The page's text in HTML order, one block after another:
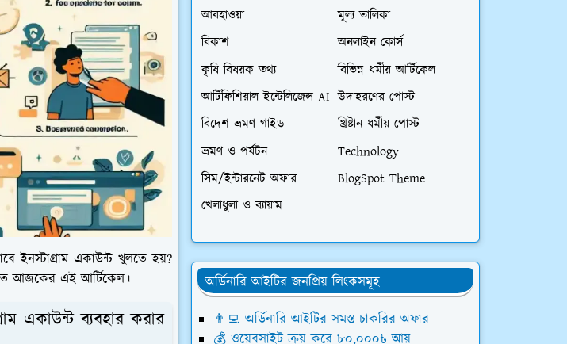
ইনস্টাগ্রাম একাউন্ট খুলতে হয়?
আজকের এই আর্টিকেল।
একাউন্ট ব্যবহার করার
আবহাওয়া
মূল্য তালিকা
বিকাশ
অনলাইন কোর্স
কৃষি বিষয়ক তথ্য
বিভিন্ন ধর্মীয় আর্টিকেল
আর্টিফিশিয়াল ইন্টেলিজেন্স AI উদাহরণের পোস্ট
বিদেশ ভ্রমণ গাইড
খ্রিষ্টান ধর্মীয় পোস্ট
ভ্রমণ ও পর্যটন
Technology
সিম/ইন্টারনেট অফার
BlogSpot Theme
খেলাধুলা ও ব্যায়াম
অর্ডিনারি আইটির জনপ্রিয় লিংকসমূহ
👨‍💻 অর্ডিনারি আইটির সমস্ত চাকরির অফার
💰 ওয়েবসাইট ক্রয় করে ৮০,০০০৳ আয়